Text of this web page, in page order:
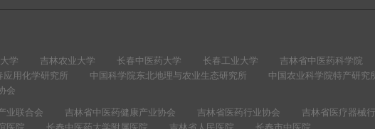
学 吉林农业大学 长春中医药大学 长春工业大学
吉林省中医药科学院
应用化学研究所 中国科学院东北地理与农业生态研究所 中国农业科学院特产研究
会
业联合会 吉林省中医药健康产业协会 吉林省医药行业协会 吉林省医疗器械